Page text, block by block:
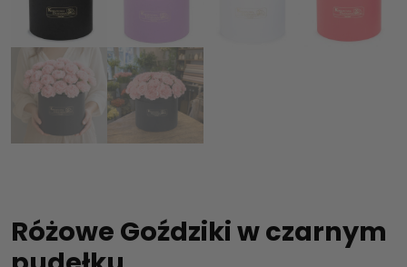
Różowe Goździki w czarnym